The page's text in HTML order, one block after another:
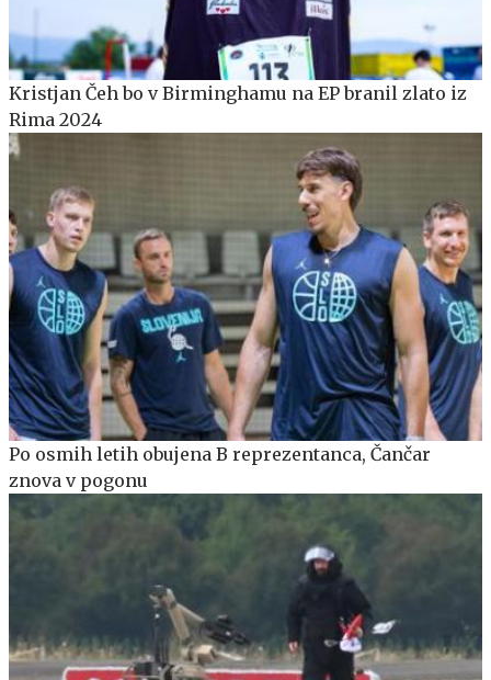
Kristjan Čeh bo v Birminghamu na EP branil zlato iz
Rima 2024
Po osmih letih obujena B reprezentanca, Čančar
znova v pogonu